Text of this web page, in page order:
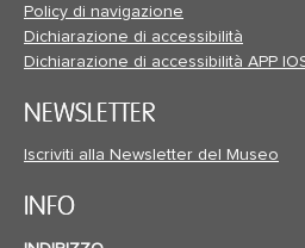
Policy di navigazione
Dichiarazione di accessibilità
Dichiarazione di accessibilità APP
NEWSLETTER
Iscriviti alla Newsletter del Museo
INFO